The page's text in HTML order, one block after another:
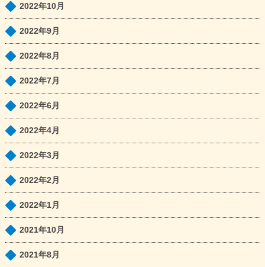
2022年10月
2022年9月
2022年8月
2022年7月
2022年6月
2022年4月
2022年3月
2022年2月
2022年1月
2021年10月
2021年8月